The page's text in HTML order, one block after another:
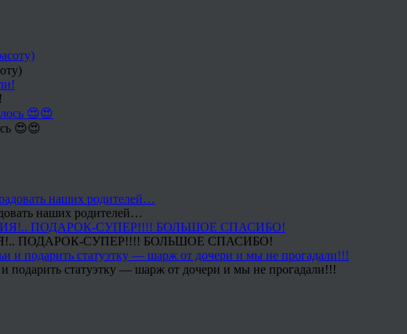
😍😍
наших родителей…
ПОДАРОК-СУПЕР!!!! БОЛЬШОЕ СПАСИБО!
подарить статуэтку — шарж от дочери и мы не прогадали!!!